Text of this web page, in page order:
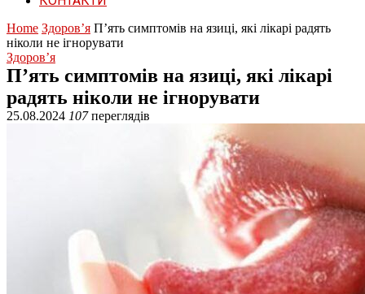
Home Здоров’я П’ять симптомів на язиці, які лікарі радять
ніколи не ігнорувати
Здоров’я
П’ять симптомів на язиці, які лікарі
радять ніколи не ігнорувати
25.08.2024 107переглядів